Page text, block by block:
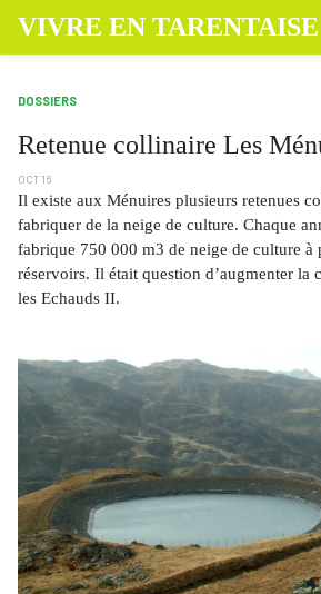
VIVRE EN TARENTAISE
DOSSIERS
Retenue collinaire Les
OCT 16
Il existe aux Ménuires plusieurs retenues
fabriquer de la neige de culture. Chaque
fabrique 750 000 m3 de neige de culture à
réservoirs. Il était question d’augmenter la
les Echauds II.